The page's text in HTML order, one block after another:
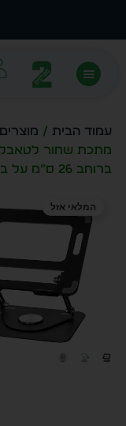
עמוד הבית /
ברוחב 26 ס”מ על בסיס מלבני 22X19 ס”מ דגם 5118
המלאי אזל